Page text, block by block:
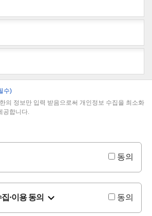
수)
의 정보만 입력 받음으로써 개인정보 수집을 최소화
공합니다.
동의
·이용 동의 동의